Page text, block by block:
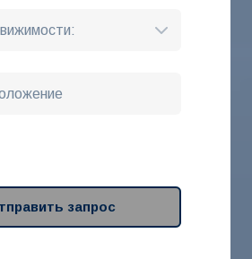
запрос